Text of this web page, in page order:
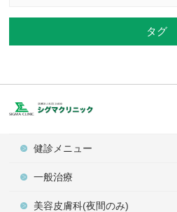
タグ
健診メニュー
一般治療
美容皮膚科(夜間のみ)